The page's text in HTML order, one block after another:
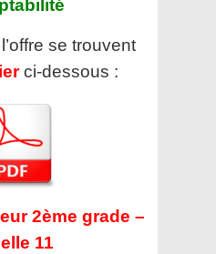
se trouvent
ci-dessous :
2ème grade –
11